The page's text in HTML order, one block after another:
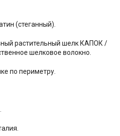
(стеганный).
растительный шелк КАПОК /
шелковое волокно.
по периметру.